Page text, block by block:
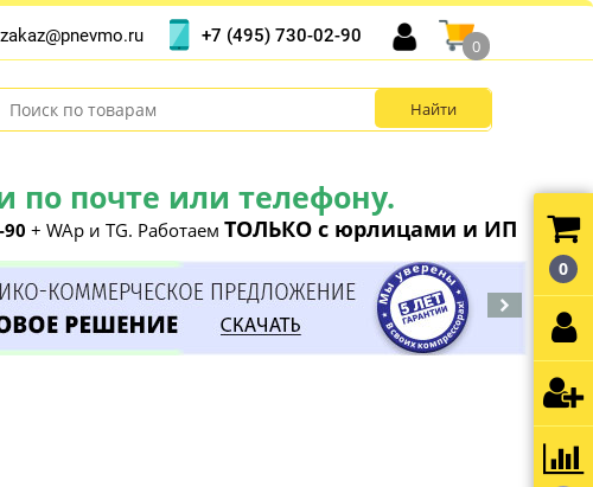
почте или телефону.
90 + WAp и TG. Работаем ТОЛЬКО с юрлицами и ИП
zakaz@pnevmo.ru +7 (495) 730-02-90
0
0